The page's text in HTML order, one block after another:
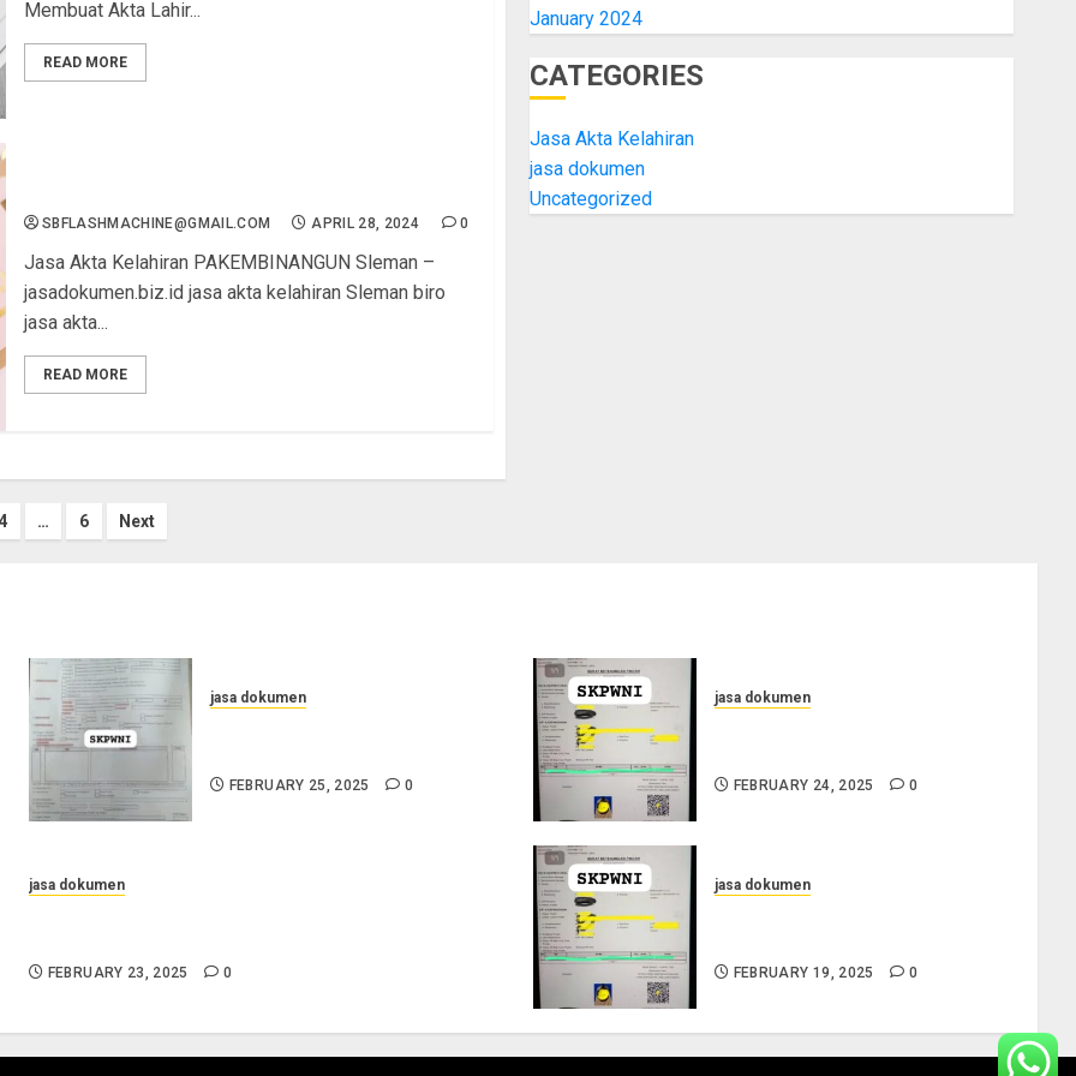
Membuat Akta Lahir...
READ MORE
SBFLASHMACHINE@GMAIL.COM APRIL 28, 2024 0
Jasa Akta Kelahiran PAKEMBINANGUN Sleman –
jasadokumen.biz.id jasa akta kelahiran Sleman biro
jasa akta...
READ MORE
… 6 Next
January 2024
CATEGORIES
Jasa Akta Kelahiran
jasa dokumen
Uncategorized
jasa dokumen
FEBRUARY 25, 2025 0
jasa dokumen
FEBRUARY 24, 2025 0
jasa dokumen
FEBRUARY 23, 2025 0
jasa dokumen
FEBRUARY 19, 2025 0